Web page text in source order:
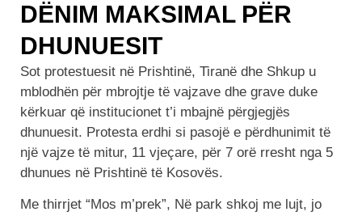
DËNIM MAKSIMAL PËR
DHUNUESIT
Sot protestuesit në Prishtinë, Tiranë dhe Shkup u
mblodhën për mbrojtje të vajzave dhe grave duke
kërkuar që institucionet t’i mbajnë përgjegjës
dhunuesit. Protesta erdhi si pasojë e përdhunimit të
një vajze të mitur, 11 vjeçare, për 7 orë rresht nga 5
dhunues në Prishtinë të Kosovës.
Me thirrjet “Mos m’prek”, Në park shkoj me lujt, jo